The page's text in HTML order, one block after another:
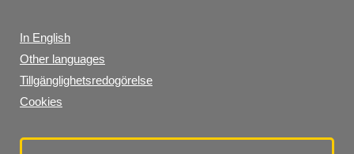
In English
Other languages
Tillgänglighetsredogörelse
Cookies